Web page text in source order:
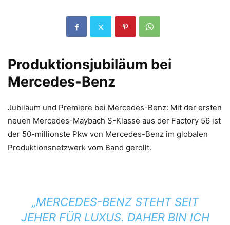
Produktionsjubiläum bei
Mercedes-Benz
Jubiläum und Premiere bei Mercedes-Benz: Mit der ersten
neuen Mercedes-Maybach S-Klasse aus der Factory 56 ist
der 50-millionste Pkw von Mercedes-Benz im globalen
Produktionsnetzwerk vom Band gerollt.
„MERCEDES-BENZ STEHT SEIT
JEHER FÜR LUXUS. DAHER BIN ICH